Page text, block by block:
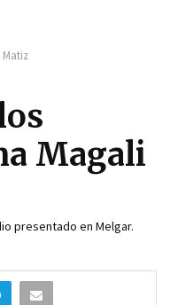
Matiz
Magali
presentado en Melgar.